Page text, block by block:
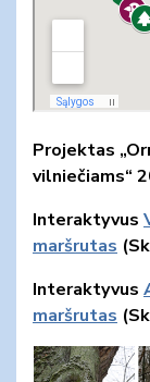
Projektas
vilniečiams“
Interaktyvus
maršrutas
Interaktyvus
maršrutas